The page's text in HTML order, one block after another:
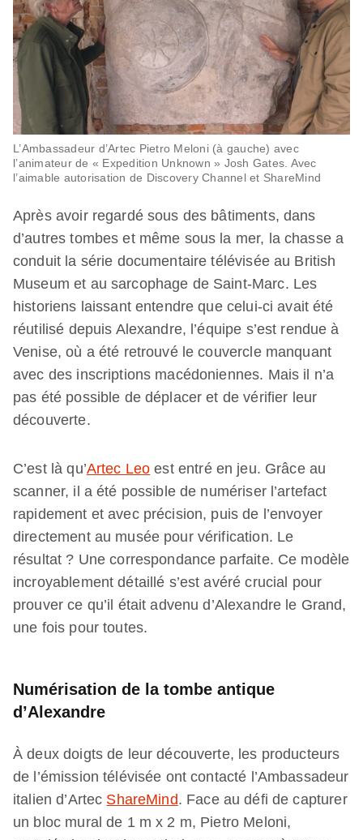
L’Ambassadeur d’Artec Pietro Meloni (à gauche) avec
l’animateur de « Expedition Unknown » Josh Gates. Avec
l’aimable autorisation de Discovery Channel et ShareMind
Après avoir regardé sous des bâtiments, dans
d’autres tombes et même sous la mer, la chasse a
conduit la série documentaire télévisée au British
Museum et au sarcophage de Saint-Marc. Les
historiens laissant entendre que celui-ci avait été
réutilisé depuis Alexandre, l’équipe s’est rendue à
Venise, où a été retrouvé le couvercle manquant
avec des inscriptions macédoniennes. Mais il n’a
pas été possible de déplacer et de vérifier leur
découverte.
C’est là qu’Artec Leo est entré en jeu. Grâce au
scanner, il a été possible de numériser l’artefact
rapidement et avec précision, puis de l’envoyer
directement au musée pour vérification. Le
résultat ? Une correspondance parfaite. Ce modèle
incroyablement détaillé s’est avéré crucial pour
prouver ce qu’il était advenu d’Alexandre le Grand,
une fois pour toutes.
Numérisation de la tombe antique
d’Alexandre
À deux doigts de leur découverte, les producteurs
de l’émission télévisée ont contacté l’Ambassadeur
italien d’Artec ShareMind. Face au défi de capturer
un bloc mural de 1 m x 2 m, Pietro Meloni,